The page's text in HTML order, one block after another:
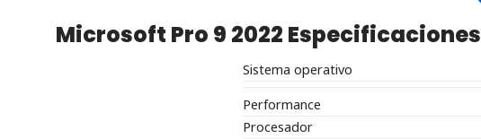
Microsoft Pro 9 2022 Especificaciones
Sistema operativo
Performance
Procesador